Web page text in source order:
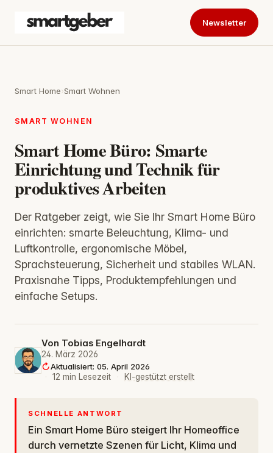
Newsletter
Smart Home›Smart Wohnen
SMART WOHNEN
Smart Home Büro: Smarte
Einrichtung und Technik für
produktives Arbeiten
Der Ratgeber zeigt, wie Sie Ihr Smart Home Büro
einrichten: smarte Beleuchtung, Klima- und
Luftkontrolle, ergonomische Möbel,
Sprachsteuerung, Sicherheit und stabiles WLAN.
Praxisnahe Tipps, Produktempfehlungen und
einfache Setups.
Von Tobias Engelhardt
24. März 2026
Aktualisiert: 05. April 2026
·
12 min Lesezeit · KI-gestützt erstellt
SCHNELLE ANTWORT
Ein Smart Home Büro steigert Ihr Homeoffice
durch vernetzte Szenen für Licht, Klima und